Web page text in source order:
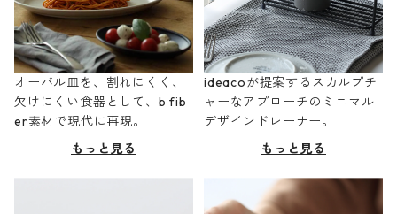
オーバル皿を、割れにくく、
欠けにくい食器として、b fib
er素材で現代に再現。
もっと見る
ideacoが提案するスカルプチ
ャーなアプローチのミニマル
デザインドレーナー。
もっと見る